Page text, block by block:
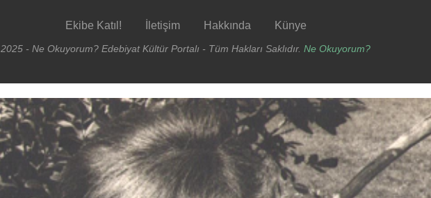
Ekibe Katıl! İletişim Hakkında Künye
2025 - Ne Okuyorum? Edebiyat Kültür Portalı - Tüm Hakları Saklıdır. Ne Okuyorum?